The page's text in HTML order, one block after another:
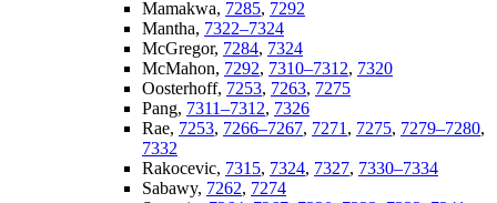
Mamakwa, 7285, 7292
Mantha, 7322–7324
McGregor, 7284, 7324
McMahon, 7292, 7310–7312, 7320
Oosterhoff, 7253, 7263, 7275
Pang, 7311–7312, 7326
Rae, 7253, 7266–7267, 7271, 7275, 7279–7280,
7332
Rakocevic, 7315, 7324, 7327, 7330–7334
Sabawy, 7262, 7274